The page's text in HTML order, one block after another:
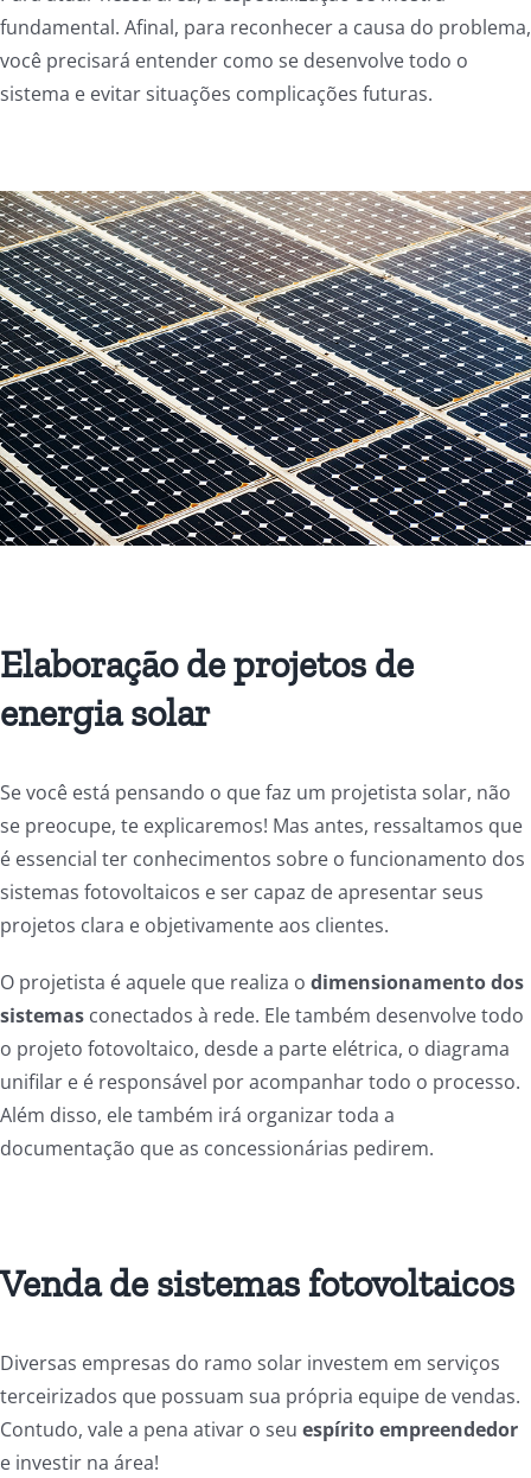
fundamental. Afinal, para reconhecer a causa do problema,
você precisará entender como se desenvolve todo o
sistema e evitar situações complicações futuras.
Elaboração de projetos de
energia solar
Se você está pensando o que faz um projetista solar, não
se preocupe, te explicaremos! Mas antes, ressaltamos que
é essencial ter conhecimentos sobre o funcionamento dos
sistemas fotovoltaicos e ser capaz de apresentar seus
projetos clara e objetivamente aos clientes.
O projetista é aquele que realiza o dimensionamento dos
sistemasconectados à rede. Ele também desenvolve todo
o projeto fotovoltaico, desde a parte elétrica, o diagrama
unifilar e é responsável por acompanhar todo o processo.
Além disso, ele também irá organizar toda a
documentação que as concessionárias pedirem.
Venda de sistemas fotovoltaicos
Diversas empresas do ramo solar investem em serviços
terceirizados que possuam sua própria equipe de vendas.
Contudo, vale a pena ativar o seu espírito empreendedor
e investir na área!